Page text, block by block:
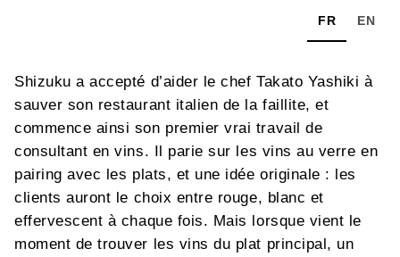
FR EN
Shizuku a accepté d’aider le chef Takato Yashiki à
sauver son restaurant italien de la faillite, et
commence ainsi son premier vrai travail de
consultant en vins. Il parie sur les vins au verre en
pairing avec les plats, et une idée originale : les
clients auront le choix entre rouge, blanc et
effervescent à chaque fois. Mais lorsque vient le
moment de trouver les vins du plat principal, un